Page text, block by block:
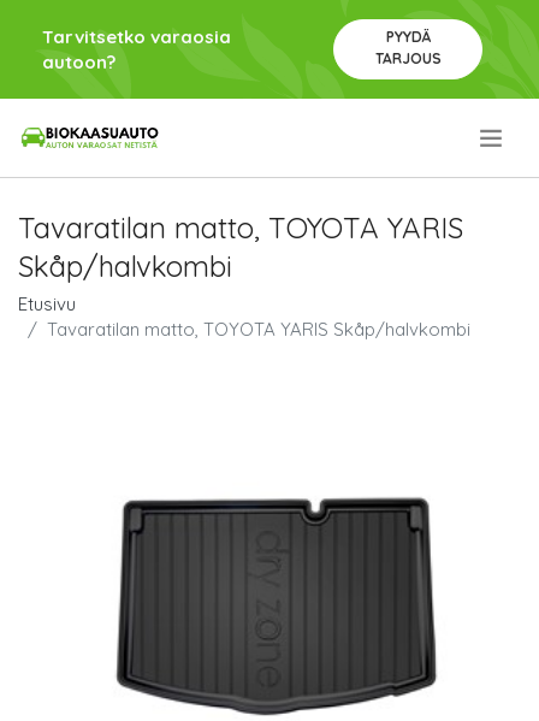
Tarvitsetko varaosia
autoon?
PYYDÄ
TARJOUS
Tavaratilan matto, TOYOTA YARIS
Skåp/halvkombi
Etusivu
Tavaratilan matto, TOYOTA YARIS Skåp/halvkombi